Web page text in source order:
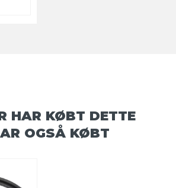
HAR KØBT DETTE
OGSÅ KØBT